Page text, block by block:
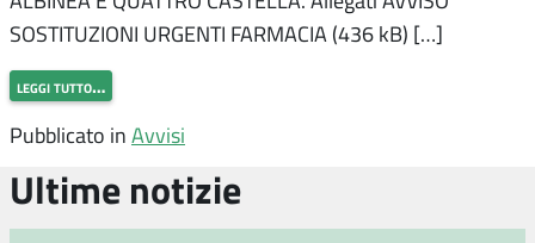
SOSTITUZIONI URGENTI FARMACIA (436 kB) […]
leggi tutto…
Pubblicato in Avvisi
Ultime notizie